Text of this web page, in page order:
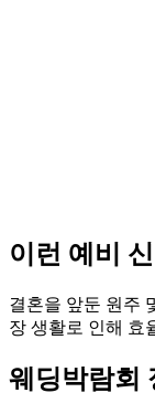
이런 예비
결혼을 앞둔 원주
장 생활로 인해 효
웨딩박람회